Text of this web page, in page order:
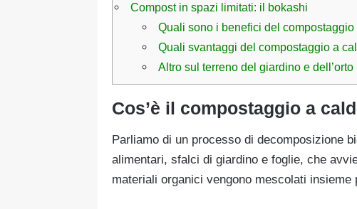
Compost in spazi limitati: il bokashi
Quali sono i benefici del compostaggio
Quali svantaggi del compostaggio a
Altro sul terreno del giardino e dell’orto
Cos’è il compostaggio a
Parliamo di un processo di decomposizione
alimentari, sfalci di giardino e foglie, che
materiali organici vengono mescolati insieme